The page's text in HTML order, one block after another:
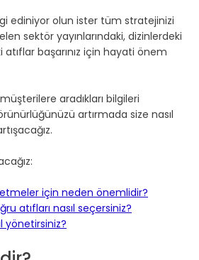
ediniyor olun ister tüm stratejinizi
sektör yayınlarındaki, dizinlerdeki
başarınız için hayati önem
aradıkları bilgileri
artırmada size nasıl
için neden önemlidir?
atıfları nasıl seçersiniz?
yönetirsiniz?